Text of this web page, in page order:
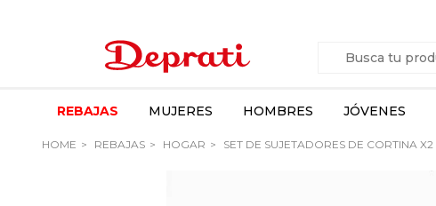
REBAJAS MUJERES HOMBRES JÓVENES
HOME REBAJAS HOGAR SET DE SUJETADORES DE CORTINA X2